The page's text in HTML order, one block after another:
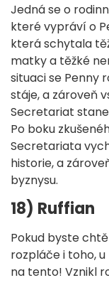
Jedná se o
které vypráví o
která schytala
matky a těžké
situaci se Penny
stáje, a zároveň
Secretariat
Po boku
Secretariata
historie, a
byznysu.
18) Ruffian
Pokud byste
rozpláče i toho,
na tento! Vznikl